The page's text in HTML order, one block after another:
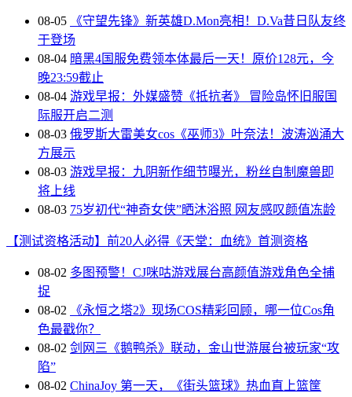
08-05
《守望先锋》新英雄D.Mon亮相！D.Va昔日队友终
于登场
08-04 暗黑4国服免费领本体最后一天！原价128元，今
晚23:59截止
08-04 游戏早报：外媒盛赞《抵抗者》 冒险岛怀旧服国
际服开启二测
08-03 俄罗斯大雷美女cos《巫师3》叶奈法！波涛汹涌大
方展示
08-03 游戏早报：九阴新作细节曝光，粉丝自制魔兽即
将上线
08-03 75岁初代“神奇女侠”晒沐浴照 网友感叹颜值冻龄
【测试资格活动】前20人必得《天堂：血统》首测资格
08-02 多图预警！CJ咪咕游戏展台高颜值游戏角色全捕
捉
08-02
《永恒之塔2》现场COS精彩回顾，哪一位Cos角
色最戳你？
08-02 剑网三《鹅鸭杀》联动，金山世游展台被玩家“攻
陷”
08-02 ChinaJoy 第一天，《街头篮球》热血直上篮筐